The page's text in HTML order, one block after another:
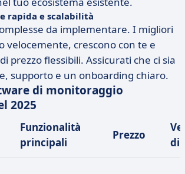
rapida e scalabilità
da implementare. I migliori
velocemente, crescono con te e
prezzo flessibili. Assicurati che ci sia
supporto e un onboarding chiaro.
di monitoraggio
2025
Funzionalità
principali
Prezzo
di